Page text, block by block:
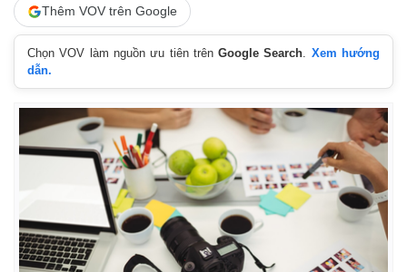
Thêm VOV trên Google
Chọn VOV làm nguồn ưu tiên trênGoogle Search. Xem hướng
dẫn.